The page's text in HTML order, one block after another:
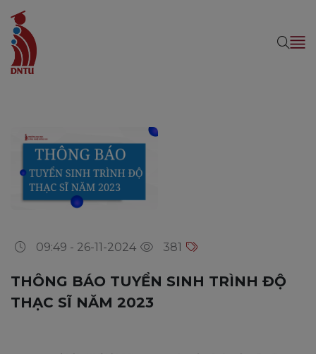
09:49 - 26-11-2024 381
THÔNG BÁO TUYỂN SINH TRÌNH ĐỘ
THẠC SĨ NĂM 2023